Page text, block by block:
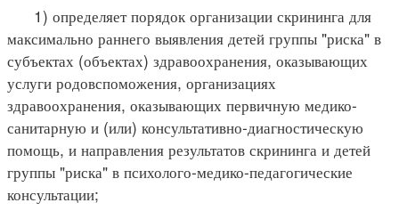
1) определяет порядок организации скрининга для
максимально раннего выявления детей группы "риска" в
субъектах (объектах) здравоохранения, оказывающих
услуги родовспоможения, организациях
здравоохранения, оказывающих первичную медико-
санитарную и (или) консультативно-диагностическую
помощь, и направления результатов скрининга и детей
группы "риска" в психолого-медико-педагогические
консультации;